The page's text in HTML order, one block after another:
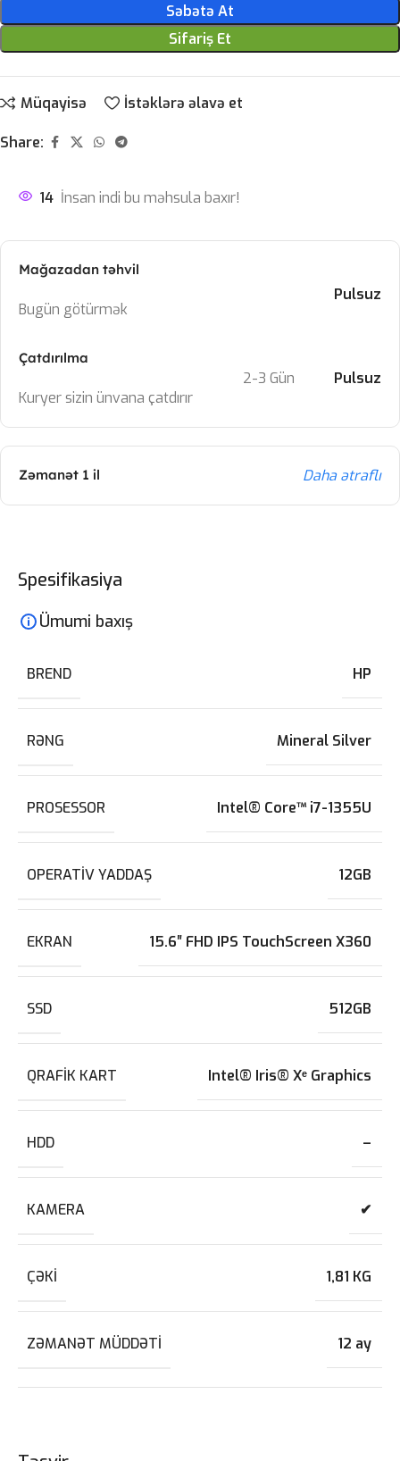
Səbətə At
Sifariş Et
Müqayisə İstəklərə əlavə et
Share:
14 İnsan indi bu məhsula baxır!
Mağazadan təhvil
Bugün götürmək
Pulsuz
Çatdırılma
Kuryer sizin ünvana çatdırır
2-3 Gün Pulsuz
Zəmanət 1 il Daha ətraflı
Spesifikasiya
Ümumi baxış
BREND HP
RƏNG Mineral Silver
PROSESSOR Intel® Core™ i7-1355U
OPERATIV YADDAŞ 12GB
EKRAN 15.6″ FHD IPS TouchScreen X360
SSD 512GB
QRAFIK KART ‎Intel® Iris® Xᵉ Graphics
HDD –
KAMERA ✔
ÇƏKI 1,81 KG
ZƏMANƏT MÜDDƏTI 12 ay